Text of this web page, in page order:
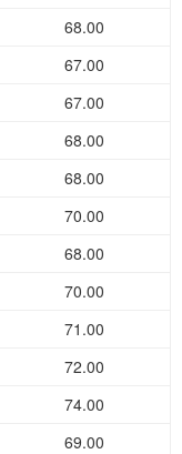
68.00
67.00
67.00
68.00
68.00
70.00
68.00
70.00
71.00
72.00
74.00
69.00